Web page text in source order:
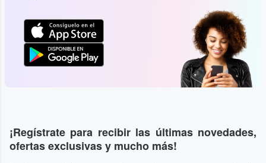
¡Regístrate para recibir las últimas novedades,
ofertas exclusivas y mucho más!